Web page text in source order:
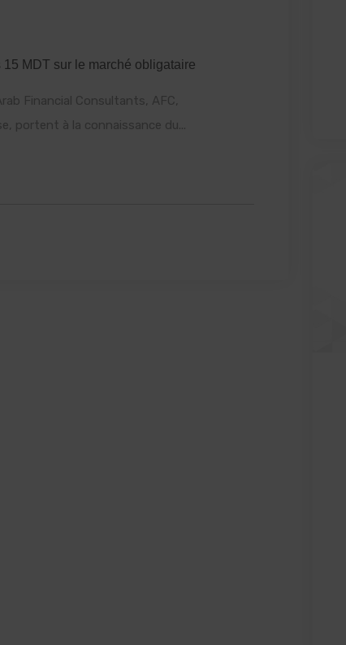
MDT sur le marché obligataire
Financial Consultants, AFC,
portent à la connaissance du...